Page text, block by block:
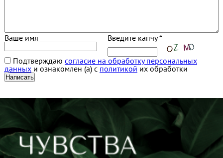
Ваше имя Введите капчу *
Подтверждаю согласие на обработку персональных
данныхи ознакомлен (а) с политикой их обработки